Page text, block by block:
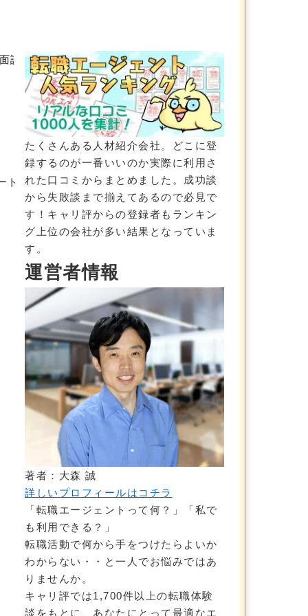
談内容と準備すべきこと｜体験談（口コミ）を元に解説
ト
たくさんある人材紹介会社。どこに登
録するのが一番いいのか実際に利用さ
れた口コミからまとめました。成功談
から失敗談まで揃えてあるので必見で
す！ キャリ評からの登録者もランキン
グ上位の会社が多い結果 となっていま
す。
運営者情報
著者：大森 誠
詳しいプロフィールはコチラ
「転職エージェントって何？」「私で
も利用できる？」
転職活動で何から手をつけたらよいか
わからない・・と一人でお悩みではあ
りませんか。
キャリ評では1,700件以上の転職体験
談をもとに、あなたにとって最適なエ